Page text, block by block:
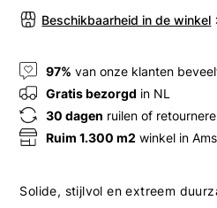
Beschikbaarheid in de winkel
97% van onze klanten
Gratis bezorgd in NL
30 dagen ruilen of
Ruim 1.300 m2 winkel in
Solide, stijlvol en extreem